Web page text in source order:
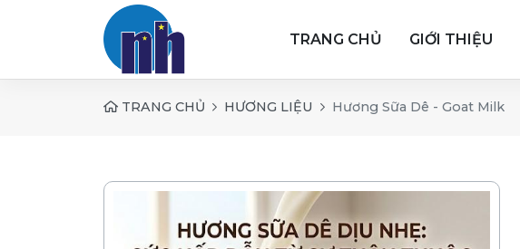
TRANG CHỦ GIỚI THIỆU
TRANG CHỦ HƯƠNG LIỆU Hương Sữa Dê - Goat Milk